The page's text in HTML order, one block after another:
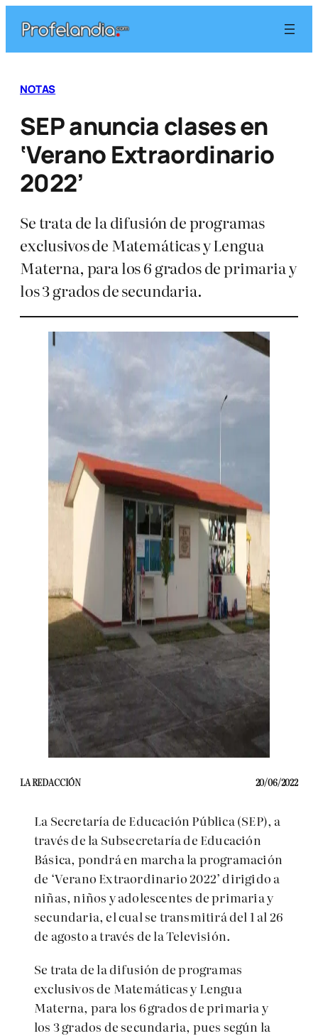
contenido
NOTAS
SEP anuncia clases en
‘Verano Extraordinario
2022’
Se trata de la difusión de programas
exclusivos de Matemáticas y Lengua
Materna, para los 6 grados de primaria y
los 3 grados de secundaria.
LA REDACCIÓN 20/06/2022
La Secretaría de Educación Pública (SEP), a
través de la Subsecretaría de Educación
Básica, pondrá en marcha la programación
de ‘Verano Extraordinario 2022’ dirigido a
niñas, niños y adolescentes de primaria y
secundaria, el cual se transmitirá del 1 al 26
de agosto a través de la Televisión.
Se trata de la difusión de programas
exclusivos de Matemáticas y Lengua
Materna, para los 6 grados de primaria y
los 3 grados de secundaria, pues según la